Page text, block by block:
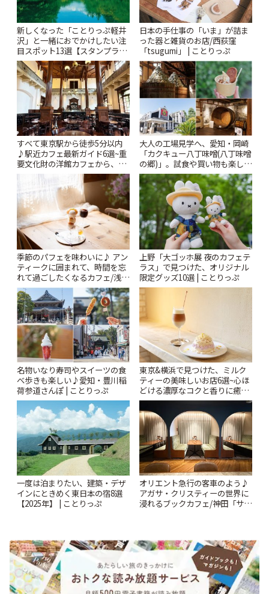
新しくなった「ことりっぷ軽井
沢」と一緒におでかけしたい注
目スポット13選【スタンプラリ
ー開催中】 | ことりっぷ
日本の手仕事の「いま」が詰ま
った器と雑貨のお店/西荻窪
「tsugumi」 | ことりっぷ
すべて東京駅から徒歩5分以内
♪駅近カフェ最新ガイド6選~重
要文化財の洋館カフェから、改
札すぐのレトロ喫茶まで~ | こと
大人の工場見学へ、愛知・岡崎
「カクキュー八丁味噌(八丁味噌
の郷)」。試食や買い物も楽しみ
♪ | ことりっぷ
季節のパフェを味わいに♪ アン
ティークに囲まれて、時間を忘
れて過ごしたくなるカフェ/浅草
「annorum cafe」 | ことりっぷ
上野「大ゴッホ展 夜のカフェテ
ラス」で見つけた、オリジナル
限定グッズ10選 | ことりっぷ
名物いなり寿司やスイーツの食
べ歩きも楽しい♪愛知・豊川稲
荷参道さんぽ | ことりっぷ
東京&横浜で見つけた、ミルク
ティーの美味しいお店6選~心ほ
どける濃厚なコクと香りに癒や
されるティータイム~ | ことりっ
ぷ
一度は泊まりたい、建築・デザ
インにときめく東日本の宿8選
【2025年】 | ことりっぷ
オリエント急行の客車のよう♪
アガサ・クリスティーの世界に
浸れるブックカフェ/神田「サロ